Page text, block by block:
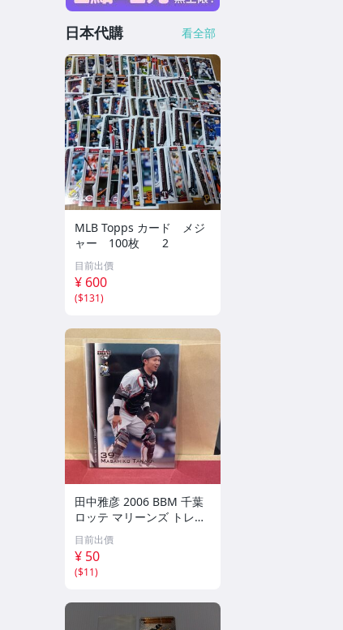
日本代購 看全部
MLB Topps カード メジ
ャー 100枚 2
目前出價
¥ 600
($131)
田中雅彦 2006 BBM 千葉
ロッテ マリーンズ トレカ
プロ野球 カード M37 スポ
ーツ アスリート トレーデ
ィングカード NPB
目前出價
¥ 50
($11)